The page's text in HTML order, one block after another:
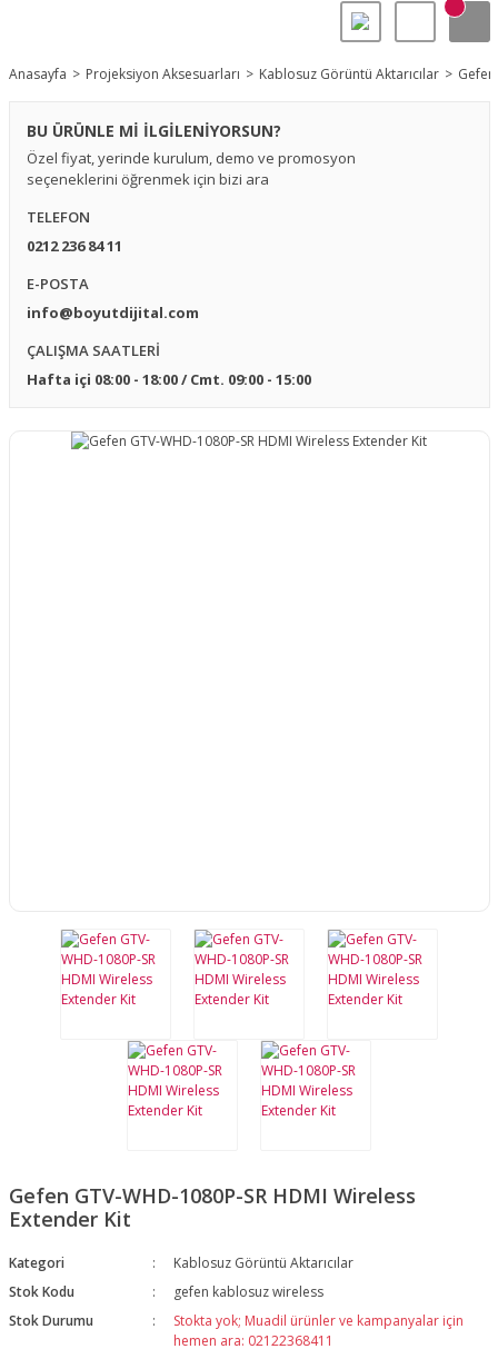
Anasayfa Projeksiyon Aksesuarları Kablosuz Görüntü Aktarıcılar
BU ÜRÜNLE Mİ İLGİLENİYORSUN?
Özel fiyat, yerinde kurulum, demo ve promosyon
seçeneklerini öğrenmek için bizi ara
TELEFON
0212 236 84 11
E-POSTA
info@boyutdijital.com
ÇALIŞMA SAATLERİ
Hafta içi 08:00 - 18:00 / Cmt. 09:00 - 15:00
Gefen GTV-WHD-1080P-SR HDMI Wireless
Extender Kit
Kategori
Kablosuz Görüntü Aktarıcılar
Stok Kodu
gefen kablosuz wireless
Stok Durumu
Stokta yok; Muadil ürünler ve kampanyalar için
hemen ara: 02122368411